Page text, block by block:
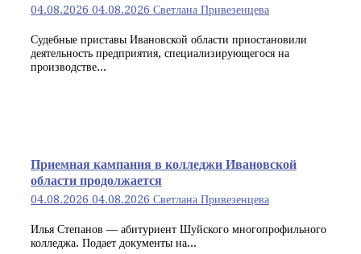
04.08.2026 04.08.2026 Светлана Привезенцева
Судебные приставы Ивановской области приостановили
деятельность предприятия, специализирующегося на
производстве...
Приемная кампания в колледжи Ивановской
области продолжается
04.08.2026 04.08.2026 Светлана Привезенцева
Илья Степанов — абитуриент Шуйского многопрофильного
колледжа. Подает документы на...